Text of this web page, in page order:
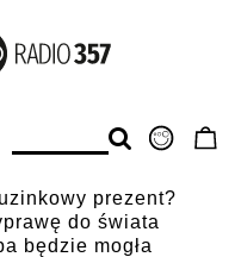
prezent?
do świata
będzie mogła